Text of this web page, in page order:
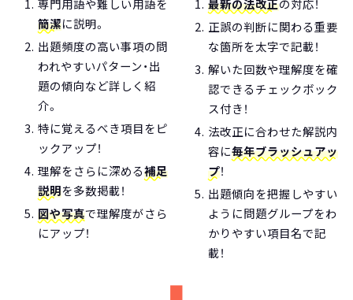
簡潔に説明。
出題頻度の高い事項の問
われやすいパターン・出
題の傾向など詳しく紹
介。
特に覚えるべき項目をピ
ックアップ！
理解をさらに深める補足
説明を多数掲載！
図や写真で理解度がさら
にアップ！
正誤の判断に関わる重要
な箇所を太字で記載！
解いた回数や理解度を確
認できるチェックボック
ス付き！
法改正に合わせた解説内
容に毎年ブラッシュアッ
プ！
出題傾向を把握しやすい
ように問題グループをわ
かりやすい項目名で記
載！